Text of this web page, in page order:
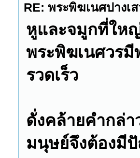
RE: พระพิฆเนศปางเ
หูและจมูกที่ให
พระพิฆเนศวร
รวดเร็ว
ดั่งคล้ายคำกล่า
มนุษย์จึงต้องมี